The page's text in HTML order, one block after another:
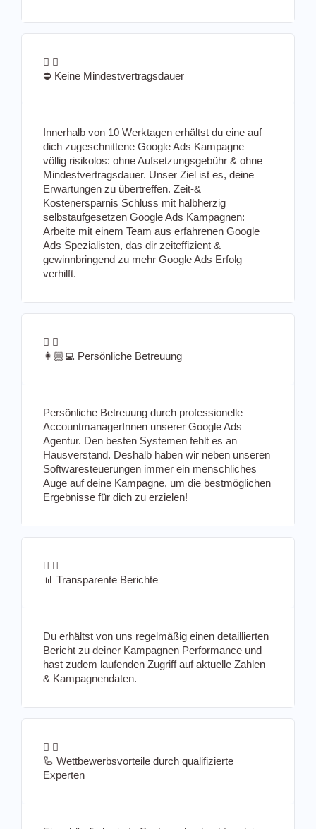
⛔ Keine Mindestvertragsdauer
Innerhalb von 10 Werktagen erhältst du eine auf
dich zugeschnittene Google Ads Kampagne –
völlig risikolos: ohne Aufsetzungsgebühr & ohne
Mindestvertragsdauer. Unser Ziel ist es, deine
Erwartungen zu übertreffen. Zeit-&
Kostenersparnis Schluss mit halbherzig
selbstaufgesetzen Google Ads Kampagnen:
Arbeite mit einem Team aus erfahrenen Google
Ads Spezialisten, das dir zeiteffizient &
gewinnbringend zu mehr Google Ads Erfolg
verhilft.
👩🏼‍💻 Persönliche Betreuung
Persönliche Betreuung durch professionelle
AccountmanagerInnen unserer Google Ads
Agentur. Den besten Systemen fehlt es an
Hausverstand. Deshalb haben wir neben unseren
Softwaresteuerungen immer ein menschliches
Auge auf deine Kampagne, um die bestmöglichen
Ergebnisse für dich zu erzielen!
📊 Transparente Berichte
Du erhältst von uns regelmäßig einen detaillierten
Bericht zu deiner Kampagnen Performance und
hast zudem laufenden Zugriff auf aktuelle Zahlen
& Kampagnendaten.
🦾 Wettbewerbsvorteile durch qualifizierte
Experten